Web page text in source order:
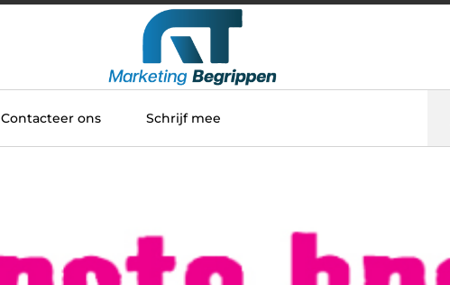
Contacteer ons Schrijf mee